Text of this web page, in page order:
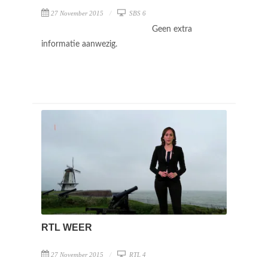
27 November 2015 SBS 6
Geen extra
informatie aanwezig.
RTL WEER
27 November 2015 RTL 4